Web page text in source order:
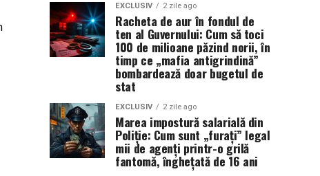
EXCLUSIV 2 zile ago
Racheta de aur în fondul de
ten al Guvernului: Cum să toci
100 de milioane păzind norii, în
timp ce „mafia antigrindină”
bombardează doar bugetul de
stat
EXCLUSIV 2 zile ago
Marea impostură salarială din
Poliție: Cum sunt „furați” legal
mii de agenți printr-o grilă
fantomă, înghețată de 16 ani